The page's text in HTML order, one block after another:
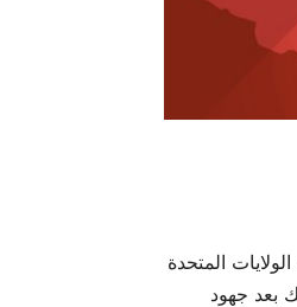
المتحدة
بعد جهود